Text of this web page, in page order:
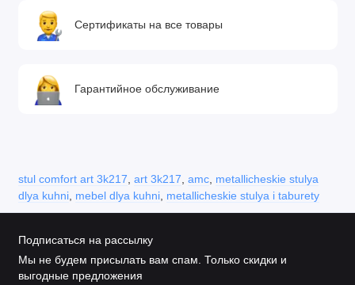
Сертификаты на все товары
Гарантийное обслуживание
stul comfort art 3k217, art 3k217, amc, metallicheskie stulya
dlya kuhni, mebel dlya kuhni, metallicheskie stulya i taburety
Подписаться на рассылку
Мы не будем присылать вам спам. Только скидки и
выгодные предложения